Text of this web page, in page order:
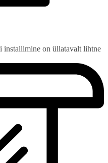
on üllatavalt lihtne